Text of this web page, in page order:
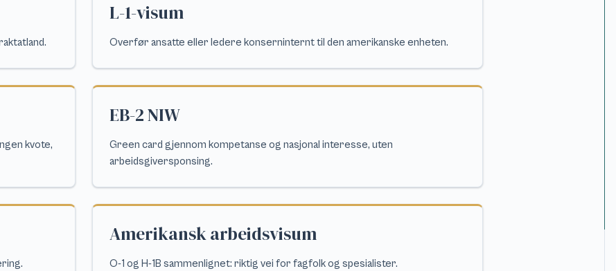
L-1-visum
Overfør ansatte eller ledere konserninternt til den amerikanske enheten.
kvote,
EB-2 NIW
Green card gjennom kompetanse og nasjonal interesse, uten
arbeidsgiversponsing.
Amerikansk arbeidsvisum
O-1 og H-1B sammenlignet: riktig vei for fagfolk og spesialister.